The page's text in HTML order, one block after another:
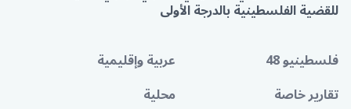
للقضية الفلسطينية بالدرجة الأولى
فلسطينيو 48
عربية وإقليمية
تقارير خاصة
محلية